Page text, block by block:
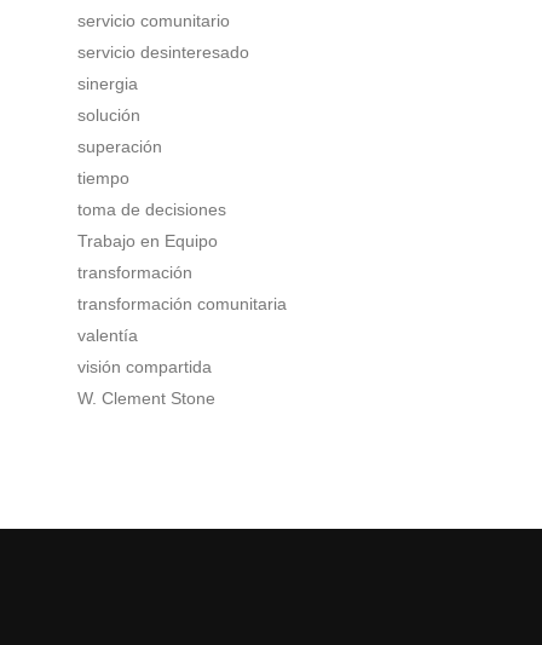
servicio comunitario
servicio desinteresado
sinergia
solución
superación
tiempo
toma de decisiones
Trabajo en Equipo
transformación
transformación comunitaria
valentía
visión compartida
W. Clement Stone